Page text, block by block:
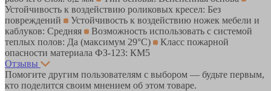
Устойчивость к воздействию роликовых кресел: Без
повреждений
Устойчивость к воздействию ножек мебели и
каблуков: Средняя
Возможность использовать с системой
теплых полов: Да (максимум 29°C)
Класс пожарной
опасности материала ФЗ-123: КМ5
Отзывы
Помогите другим пользователям с выбором — будьте первым,
кто поделится своим мнением об этом товаре.